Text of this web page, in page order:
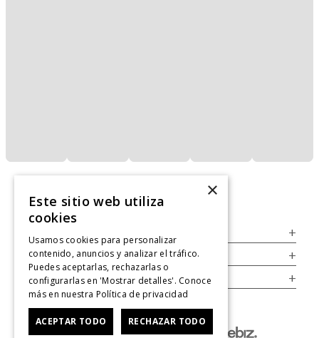
+
Legal +
Cuenta +
×
Este sitio web utiliza
cookies
Usamos cookies para personalizar
contenido, anuncios y analizar el tráfico.
Puedes aceptarlas, rechazarlas o
configurarlas en 'Mostrar detalles'. Conoce
más en nuestra Política de privacidad
ACEPTAR TODO RECHAZAR TODO